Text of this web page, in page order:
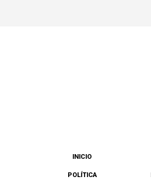
INICIO
POLÍTICA